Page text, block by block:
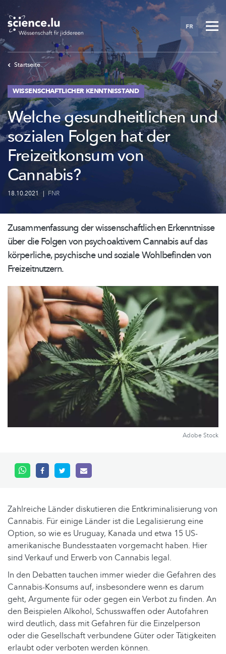
to
main
content
FR
Startseite
WISSENSCHAFTLICHER KENNTNISSTAND
Welche gesundheitlichen und
sozialen Folgen hat der
Freizeitkonsum von
Cannabis?
18.10.2021 | FNR
Zusammenfassung derwissenschaftlichenErkenntnisse
über die Folgen von psychoaktivem Cannabis auf das
körperliche, psychische und soziale Wohlbefinden von
Freizeitnutzern.
Adobe Stock
Zahlreiche Länder diskutieren die Entkriminalisierung von
Cannabis. Für einige Länder ist die Legalisierung eine
Option, so wie es Uruguay, Kanada und etwa 15 US-
amerikanische Bundesstaaten vorgemacht haben. Hier
sind Verkauf und Erwerb von Cannabis legal.
In den Debatten tauchen immer wieder die Gefahren des
Cannabis-Konsums auf, insbesondere wenn es darum
geht, Argumente für oder gegen ein Verbot zu finden. An
den Beispielen Alkohol, Schusswaffen oder Autofahren
wird deutlich, dass mit Gefahren für die Einzelperson
oder die Gesellschaft verbundene Güter oder Tätigkeiten
erlaubt oder verboten werden können.